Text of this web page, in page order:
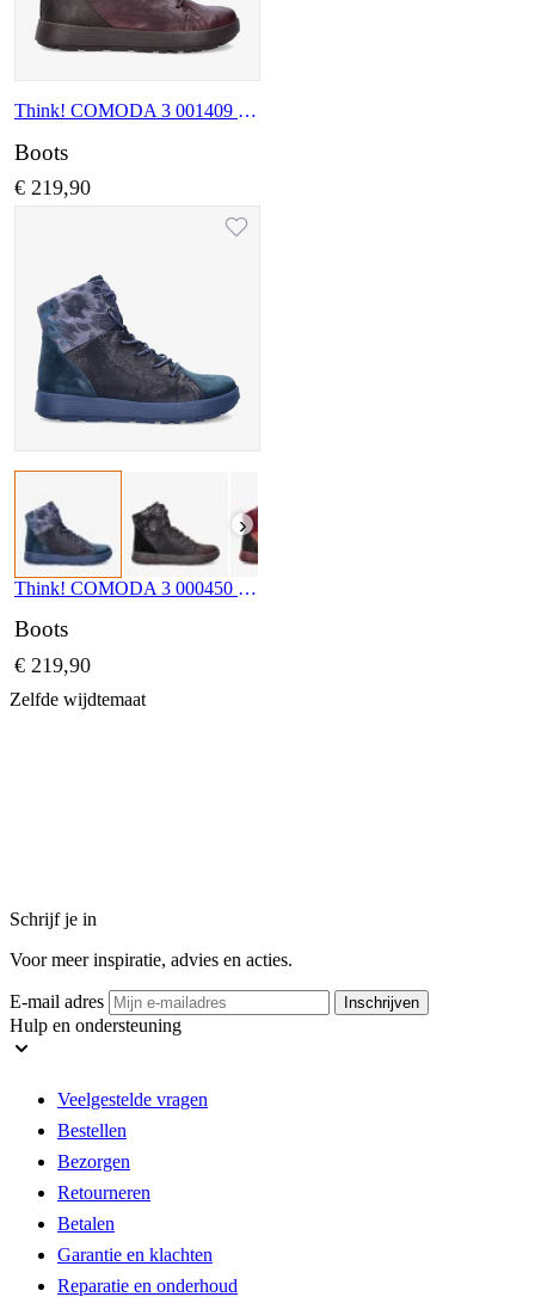
Think! COMODA 3 001409 5000
Boots
€ 219,90
›
Think! COMODA 3 000450 8020
Boots
€ 219,90
Zelfde wijdtemaat
Schrijf je in
Voor meer inspiratie, advies en acties.
E-mail adres Inschrijven
Hulp en ondersteuning
Veelgestelde vragen
Bestellen
Bezorgen
Retourneren
Betalen
Garantie en klachten
Reparatie en onderhoud